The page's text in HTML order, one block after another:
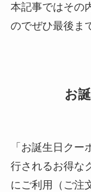
本記事ではその
のでぜひ最後ま
お
「お誕生日ク
行されるお得な
にご利用（ご注